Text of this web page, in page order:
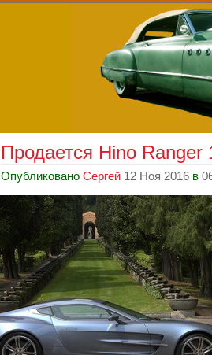
Продается Hino Ranger
Опубликовано Сергей 12 Ноя 2016 в